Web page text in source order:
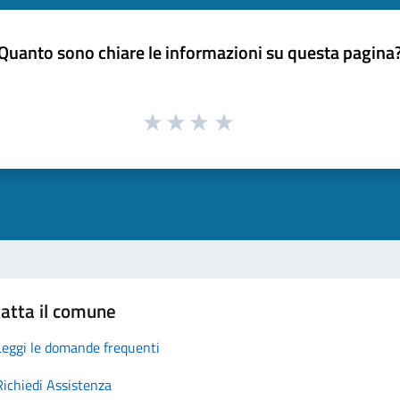
sono chiare le informazioni su questa
il comune
le domande frequenti
Assistenza